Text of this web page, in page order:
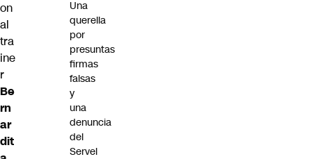
on
al
tra
ine
r
Be
rn
ar
dit
Una
querella
por
presuntas
firmas
falsas
y
una
denuncia
del
Servel